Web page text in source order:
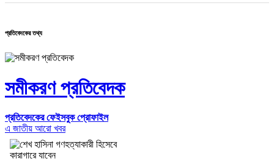
প্রতিবেদকের তথ্য
সমীকরণ প্রতিবেদক
প্রতিবেদকের ফেইসবুক প্রোফাইল
এ জাতীয় আরো খবর